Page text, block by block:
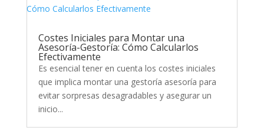
Costes Iniciales para Montar una
Asesoría-Gestoría: Cómo Calcularlos
Efectivamente
Es esencial tener en cuenta los costes iniciales
que implica montar una gestoría asesoría para
evitar sorpresas desagradables y asegurar un
inicio...